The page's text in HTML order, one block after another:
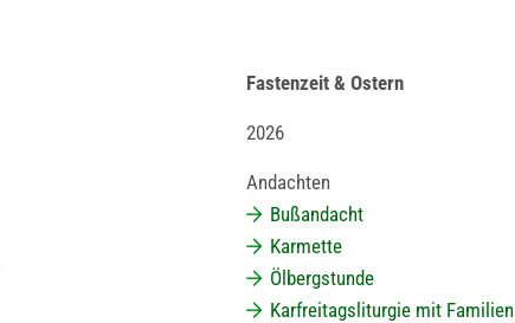
Fastenzeit & Ostern
2026
Andachten
Bußandacht
Karmette
Ölbergstunde
Karfreitagsliturgie mit Familien